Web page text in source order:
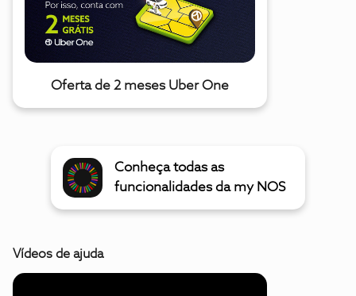
Oferta de 2 meses Uber One
Conheça todas as
funcionalidades da my NOS
Vídeos de ajuda